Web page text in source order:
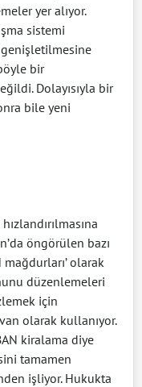
yer alıyor.
sistemi
genişletilmesine
bir
Dolayısıyla bir
bile yeni
öngörülen bazı
olarak
düzenlemeleri
için
olarak kullanıyor.
kiralama diye
tamamen
işliyor. Hukukta